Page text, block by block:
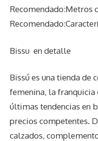
Recomendado:Metros
Bissu en detalle
Bissú es una tienda de
femenina, la franquicia
últimas tendencias en
precios competentes.
calzados,